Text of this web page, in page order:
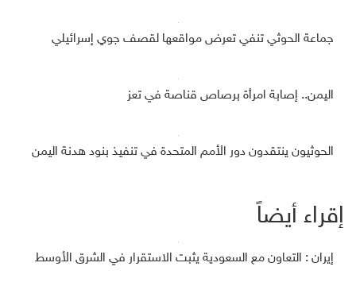
جماعة الحوثي تنفي تعرض مواقعها لقصف جوي إسرائيلي
اليمن.. إصابة امرأة برصاص قناصة في تعز
الحوثيون ينتقدون دور الأمم المتحدة في تنفيذ بنود هدنة اليمن
إقراء أيضاً
إيران : التعاون مع السعودية يثبت الاستقرار في الشرق الأوسط